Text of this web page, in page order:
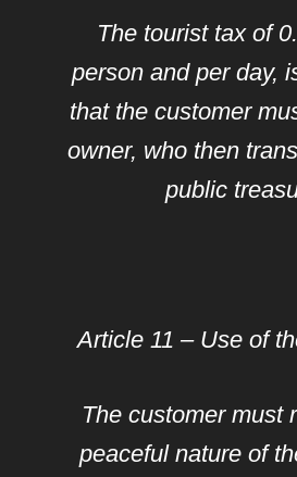
The tourist tax of
person and per day,
that the customer
owner, who then
public
Article 11 – Use of
The customer must
peaceful nature of